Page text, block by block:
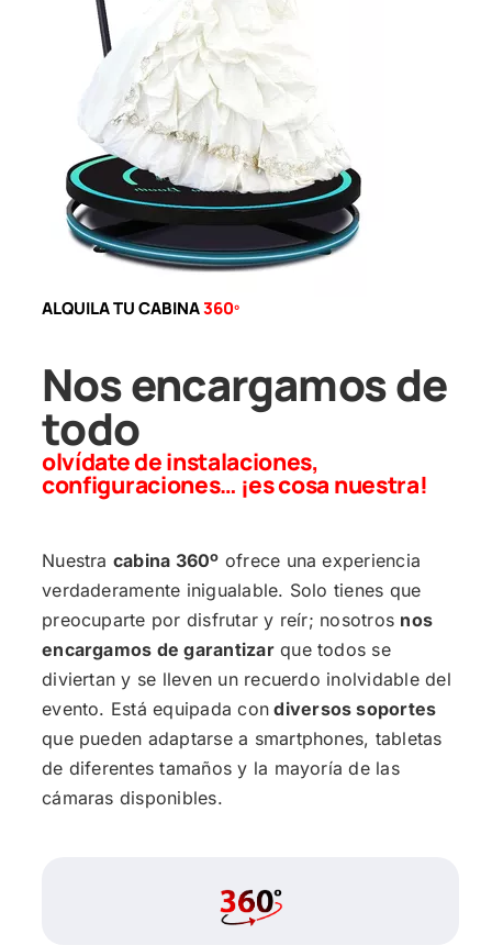
ALQUILA TU CABINA360º
Nos encargamos de
todo
olvídate de instalaciones,
configuraciones… ¡es cosa nuestra!
Nuestra cabina 360º ofrece una experiencia
verdaderamente inigualable. Solo tienes que
preocuparte por disfrutar y reír; nosotros nos
encargamos de garantizarque todos se
diviertan y se lleven un recuerdo inolvidable del
evento. Está equipada con diversos soportes
que pueden adaptarse a smartphones, tabletas
de diferentes tamaños y la mayoría de las
cámaras disponibles.